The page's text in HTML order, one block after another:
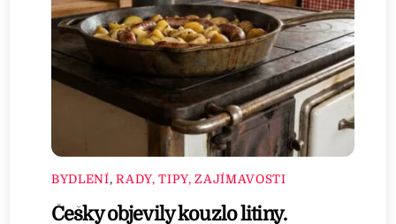
BYDLENÍ,RADY, TIPY, ZAJÍMAVOSTI
Češky objevily kouzlo litiny.